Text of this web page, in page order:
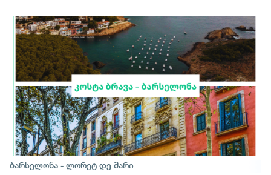
ბარსელონა - ლორეტ დე მარი